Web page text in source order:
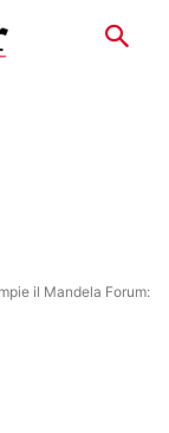
il Mandela Forum: